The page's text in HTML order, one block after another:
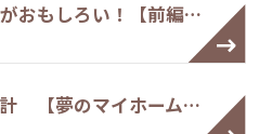
おもしろい！【前編…
【夢のマイホーム…